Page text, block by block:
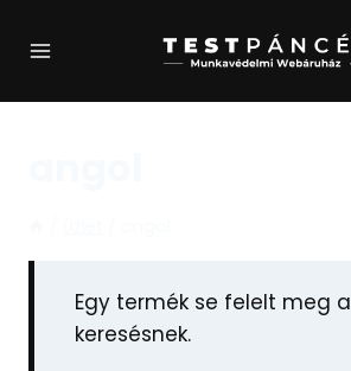
Egy termék se felelt meg a
keresésnek.